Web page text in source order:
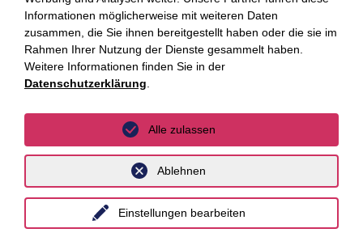
Dekarbonisierung
Distressed Funds
Künstliche Intelligenz
Standorte
Berlin
Düsseldorf
Informationen möglicherweise mit weiteren Daten
zusammen, die Sie ihnen bereitgestellt haben oder die sie im
Rahmen Ihrer Nutzung der Dienste gesammelt haben.
Weitere Informationen finden Sie in der
Datenschutzerklärung
Einstellungen bearbeiten
Ablehnen
Alle zulassen